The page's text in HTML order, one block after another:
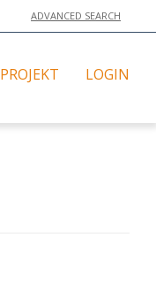
ADVANCED SEARCH
PROJEKT LOGIN